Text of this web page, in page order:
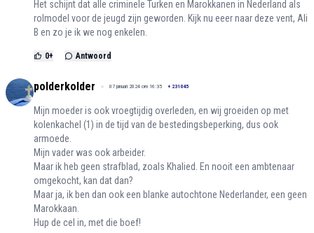
Het schijnt dat alle criminele Turken en Marokkanen in Nederland als
rolmodel voor de jeugd zijn geworden. Kijk nu eeer naar deze vent, Ali
B en zo je ik we nog enkelen.
0+ Antwoord
polderkolder 07 januari 2024 om 16:35 + 231045
Mijn moeder is ook vroegtijdig overleden, en wij groeiden op met
kolenkachel (1) in de tijd van de bestedingsbeperking, dus ook
armoede.
Mijn vader was ook arbeider.
Maar ik heb geen strafblad, zoals Khalied. En nooit een ambtenaar
omgekocht, kan dat dan?
Maar ja, ik ben dan ook een blanke autochtone Nederlander, een geen
Marokkaan.
Hup de cel in, met die boef!